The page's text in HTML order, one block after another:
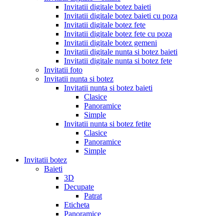
Invitatii digitale botez baieti
Invitatii digitale botez baieti cu poza
Invitatii digitale botez fete
Invitatii digitale botez fete cu poza
Invitatii digitale botez gemeni
Invitatii digitale nunta si botez baieti
Invitatii digitale nunta si botez fete
Invitatii foto
Invitatii nunta si botez
Invitatii nunta si botez baieti
Clasice
Panoramice
Simple
Invitatii nunta si botez fetite
Clasice
Panoramice
Simple
Invitatii botez
Baieti
3D
Decupate
Patrat
Eticheta
Panoramice